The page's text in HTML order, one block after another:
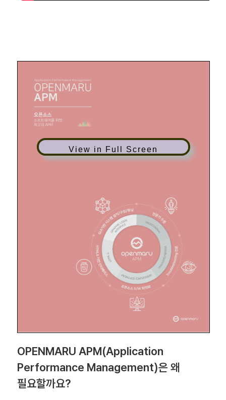
View in Full Screen
OPENMARU APM(Application
Performance Management)은 왜
필요할까요?